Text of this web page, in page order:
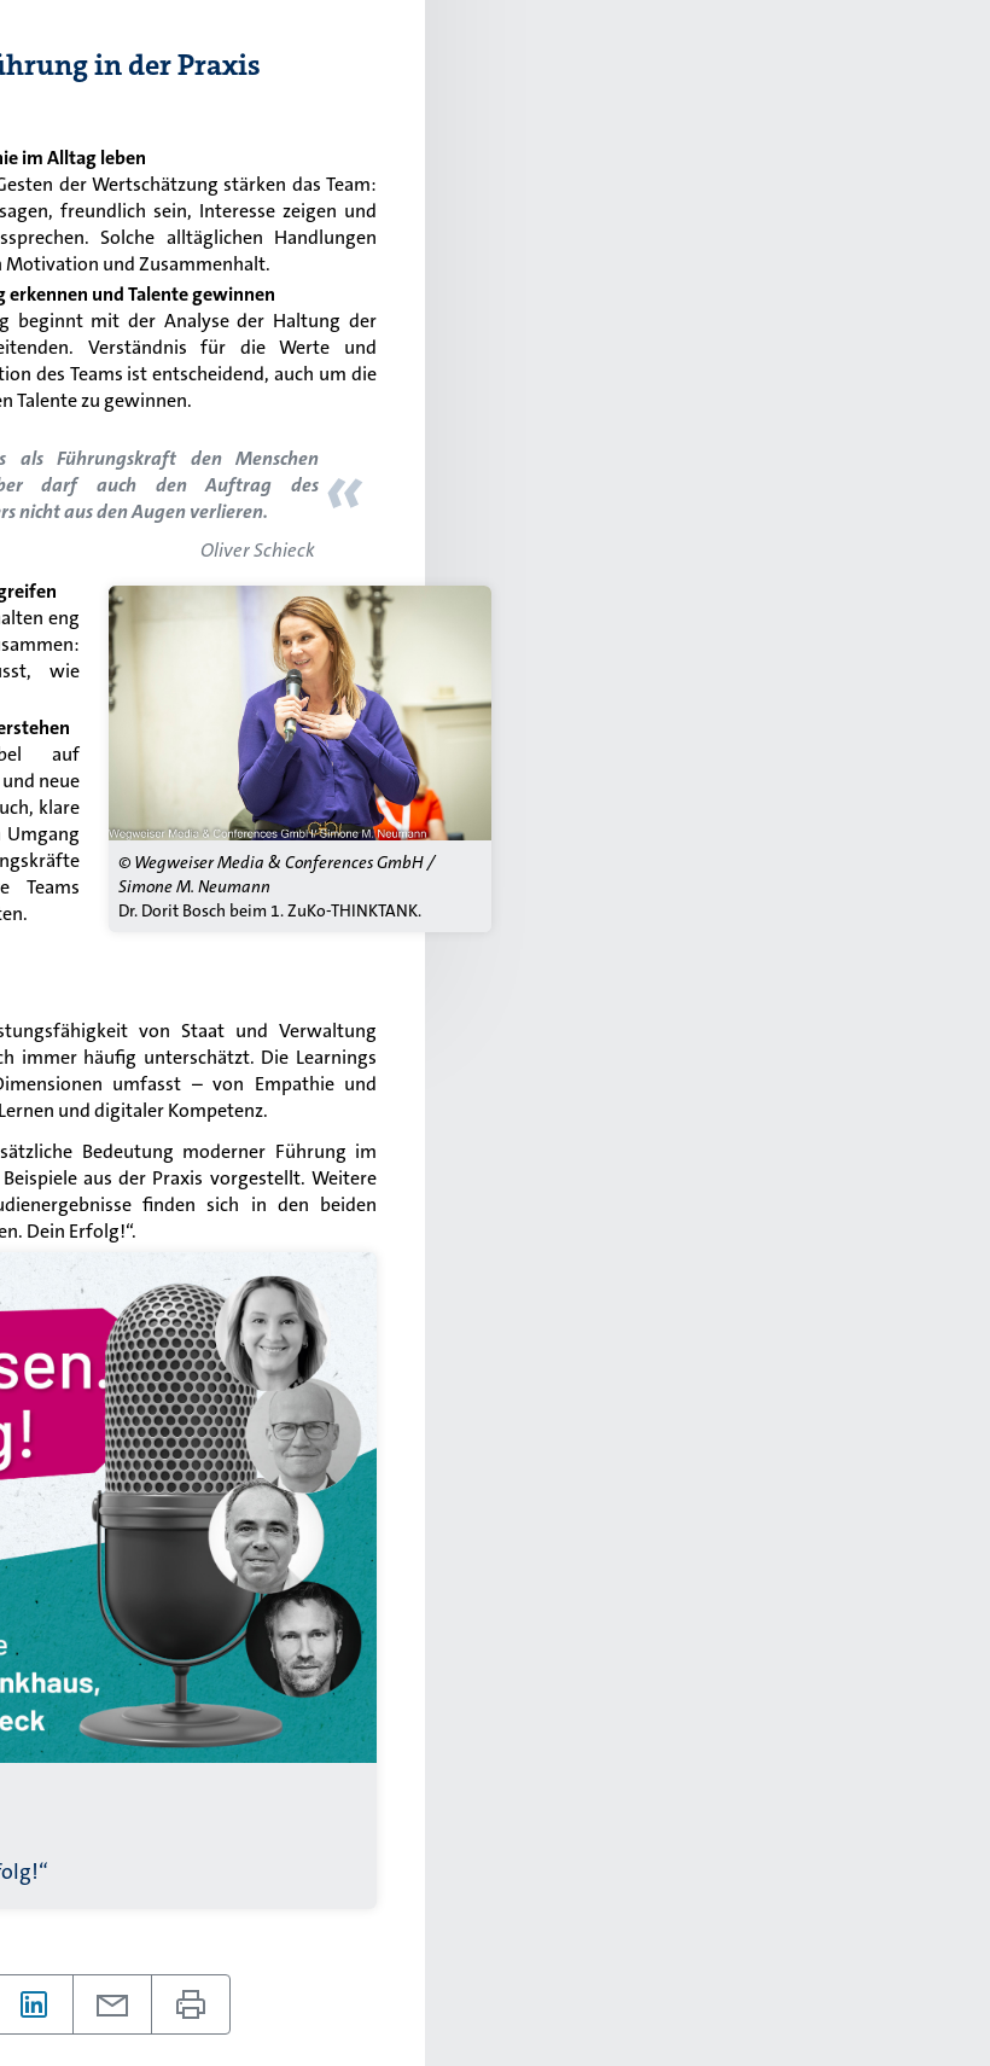
in der Praxis
im Alltag leben
der Wertschätzung stärken das Team:
freundlich sein, Interesse zeigen und
Solche alltäglichen Handlungen
und Zusammenhalt.
erkennen und Talente gewinnen
beginnt mit der Analyse der Haltung der
Verständnis für die Werte und
des Teams ist entscheidend, auch um die
Talente zu gewinnen.
als Führungskraft den Menschen
darf auch den Auftrag des
nicht aus den Augen verlieren.
«
Oliver Schieck
© Wegweiser Media & Conferences GmbH /
Simone M. Neumann
Dr. Dorit Bosch beim 1. ZuKo-THINKTANK.
eng
wie
auf
neue
klare
Teams
von Staat und Verwaltung
immer häufig unterschätzt. Die Learnings
umfasst – von Empathie und
und digitaler Kompetenz.
Bedeutung moderner Führung im
aus der Praxis vorgestellt. Weitere
finden sich in den beiden
Dein Erfolg!“.